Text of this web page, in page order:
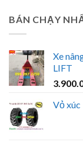
BÁN CHẠY
Xe
LIFT
Vỏ